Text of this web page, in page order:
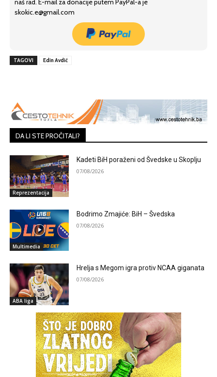
naš rad. E-mail za donacije putem PayPal-a je
skokic.e@gmail.com
TAGOVI Edin Avdić
DA LI STE PROČITALI?
Reprezentacija
Kadeti BiH poraženi od Švedske u Skoplju
07/08/2026
Multimedia
Bodrimo Zmajiće: BiH – Švedska
07/08/2026
ABA liga
Hrelja s Megom igra protiv NCAA giganata
07/08/2026